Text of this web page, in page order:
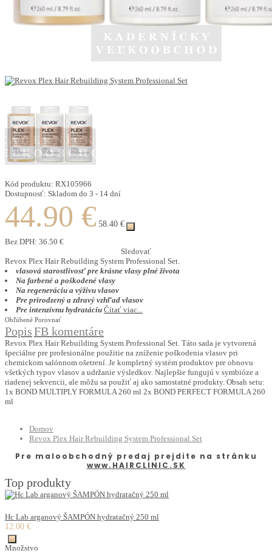
Kód produktu: RX105966
Dostupnosť: Skladom do 3 - 14 dní
44.90 € 58.40 €
Bez DPH: 36.50 €
Sledovať
Revox Plex Hair Rebuilding System Professional Set.
vlasová starostlivosť pre krásne vlasy plné života
Na farbené a poškodené vlasy
Na regeneráciu a výživu vlasov
Pre prirodzený a zdravý vzhľad vlasov
Pre intenzívnu hydratáciu Čítať viac...
Obľúbené Porovnať
PopisFB komentáre
Revox Plex Hair Rebuilding System Professional Set. Táto sada je vytvorená
špeciálne pre profesionálne použitie na zníženie poškodenia vlasov pri
chemickom salónnom ošetrení. Je kompletný systém produktov pre obnovu
všetkých typov vlasov a udržanie výsledkov. Najlepšie fungujú v symbióze a
riadenej sekvencii, ale môžu sa použiť aj ako samostatné produkty. Obsah setu:
1x BOND MULTIPLY FORMULA 260 ml 2x BOND PERFECT FORMULA 260
ml
Domov
Revox Plex Hair Rebuilding System Professional Set
Pre maloobchodný predaj prejdite na stránku
www.HAIRCLINIC.SK
Top produkty
Hc Lab arganový ŠAMPÓN hydratačný 250 ml
12.00 €
Množstvo